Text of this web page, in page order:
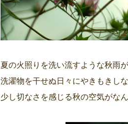
夏の火照りを洗い流すような秋雨
洗濯物を干せぬ日々にやきもきし
少し切なさを感じる秋の空気がな